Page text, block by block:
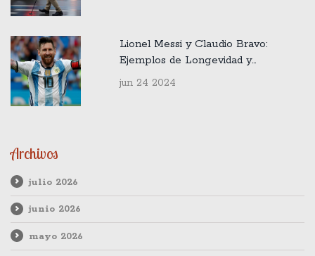
Lionel Messi y Claudio Bravo:
Ejemplos de Longevidad y
Excelencia en la Copa América
jun 24 2024
Archivos
julio 2026
junio 2026
mayo 2026